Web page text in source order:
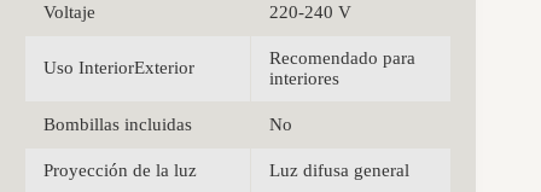
Voltaje 220-240 V
Uso InteriorExterior
Recomendado para
interiores
Bombillas incluidas No
Proyección de la luz Luz difusa general